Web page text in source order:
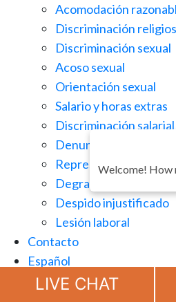
Acomodación
Discriminación
Discriminación sexual
Acoso sexual
Orientación sexual
Salario y horas extras
Discriminación salarial
Denuncia de
Represalias en el
Degradación injusta
Despido injustificado
Lesión laboral
Contacto
Español
(888) 694-7143
LIVE CHAT
Welcome! How